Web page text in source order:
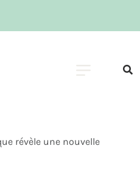
révèle une nouvelle